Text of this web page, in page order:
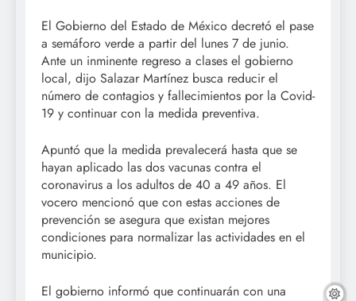
El Gobierno del Estado de México decretó el pase
a semáforo verde a partir del lunes 7 de junio.
Ante un inminente regreso a clases el gobierno
local, dijo Salazar Martínez busca reducir el
número de contagios y fallecimientos por la Covid-
19 y continuar con la medida preventiva.
Apuntó que la medida prevalecerá hasta que se
hayan aplicado las dos vacunas contra el
coronavirus a los adultos de 40 a 49 años. El
vocero mencionó que con estas acciones de
prevención se asegura que existan mejores
condiciones para normalizar las actividades en el
municipio.
El gobierno informó que continuarán con una